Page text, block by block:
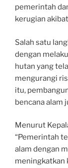
pemerintah
kerugian
Salah satu
dengan
hutan yang
mengurangi
itu,
bencana alam
Menurut
“Pemerintah
alam dengan
meningkatkan